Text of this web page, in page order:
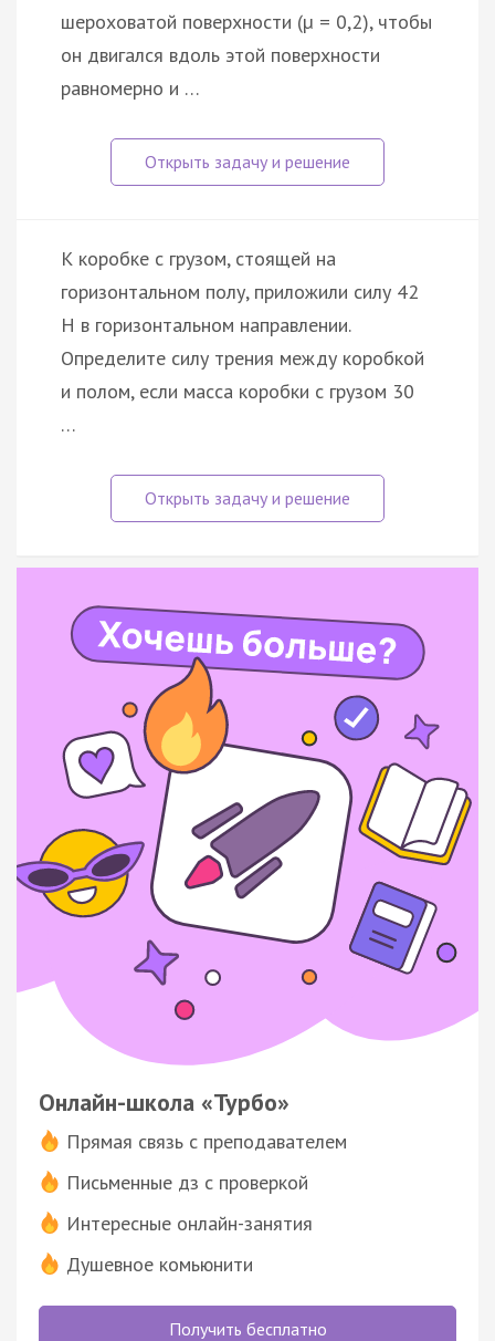
шероховатой поверхности (µ = 0,2), чтобы
он двигался вдоль этой поверхности
равномерно и …
К коробке с грузом, стоящей на
горизонтальном полу, приложили силу 42
Н в горизонтальном направлении.
Определите силу трения между коробкой
и полом, если масса коробки с грузом 30
…
Онлайн-школа «Турбо»
Прямая связь с преподавателем
Письменные дз с проверкой
Интересные онлайн-занятия
Душевное комьюнити
Получить бесплатно